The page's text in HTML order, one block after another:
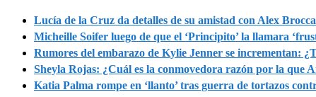
secondsVolume
90%
Lucía de la Cruz da detalles de su amistad con Alex
Micheille Soifer luego de que el ‘Principito’ la llamara
Rumores del embarazo de Kylie Jenner se incrementan:
Sheyla Rojas: ¿Cuál es la conmovedora razón por la que
Katia Palma rompe en ‘llanto’ tras guerra de tortazos